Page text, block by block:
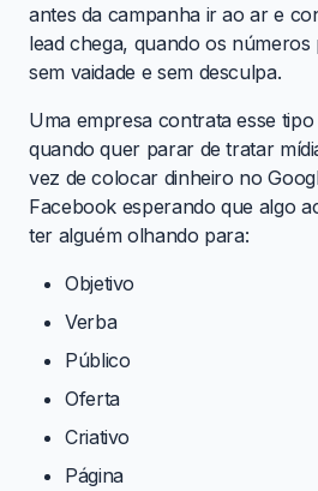
antes da campanha ir ao ar e
lead chega, quando os números
sem vaidade e sem desculpa.
Uma empresa contrata esse
quando quer parar de tratar
vez de colocar dinheiro no
Facebook esperando que algo
ter alguém olhando para:
Objetivo
Verba
Público
Oferta
Criativo
Página